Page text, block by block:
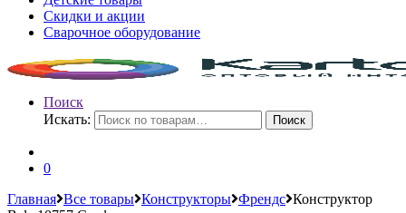
Скидки и акции
Сварочное оборудование
Поиск
Искать:
Поиск
0
Главная Все товары Конструкторы Френдс Конструктор